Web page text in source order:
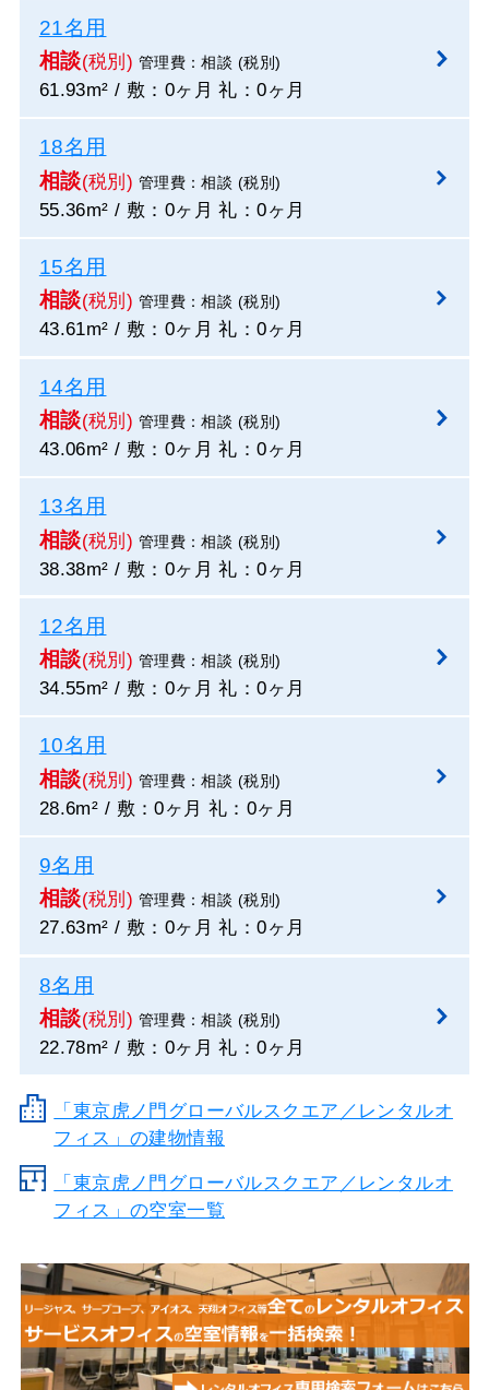
21名用
相談(税別) 管理費：相談 (税別)
61.93m² / 敷：0ヶ月 礼：0ヶ月
18名用
相談(税別) 管理費：相談 (税別)
55.36m² / 敷：0ヶ月 礼：0ヶ月
15名用
相談(税別) 管理費：相談 (税別)
43.61m² / 敷：0ヶ月 礼：0ヶ月
14名用
相談(税別) 管理費：相談 (税別)
43.06m² / 敷：0ヶ月 礼：0ヶ月
13名用
相談(税別) 管理費：相談 (税別)
38.38m² / 敷：0ヶ月 礼：0ヶ月
12名用
相談(税別) 管理費：相談 (税別)
34.55m² / 敷：0ヶ月 礼：0ヶ月
10名用
相談(税別) 管理費：相談 (税別)
28.6m² / 敷：0ヶ月 礼：0ヶ月
9名用
相談(税別) 管理費：相談 (税別)
27.63m² / 敷：0ヶ月 礼：0ヶ月
8名用
相談(税別) 管理費：相談 (税別)
22.78m² / 敷：0ヶ月 礼：0ヶ月
「東京虎ノ門グローバルスクエア／レンタルオ
フィス」の建物情報
「東京虎ノ門グローバルスクエア／レンタルオ
フィス」の空室一覧